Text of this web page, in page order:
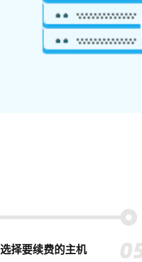
选择要续费的主机